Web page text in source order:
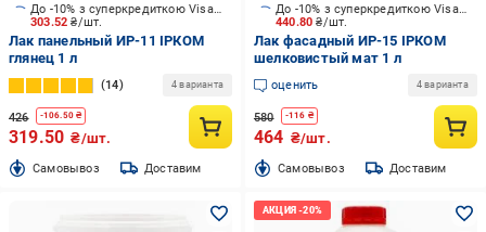
303.52₴/шт.
До -10% з суперкредиткою Visa Вигода
Лак панельный ИР-11 ІРКОМ
глянец 1 л
14 4 варианта
426 -106.50 ₴
319.50 ₴/шт.
Cамовывоз Доставим
440.80₴/шт.
До -10% з суперкредиткою Visa Вигода
Лак фасадный ИР-15 ІРКОМ
шелковистый мат 1 л
оценить 4 варианта
580 -116 ₴
464 ₴/шт.
Cамовывоз Доставим